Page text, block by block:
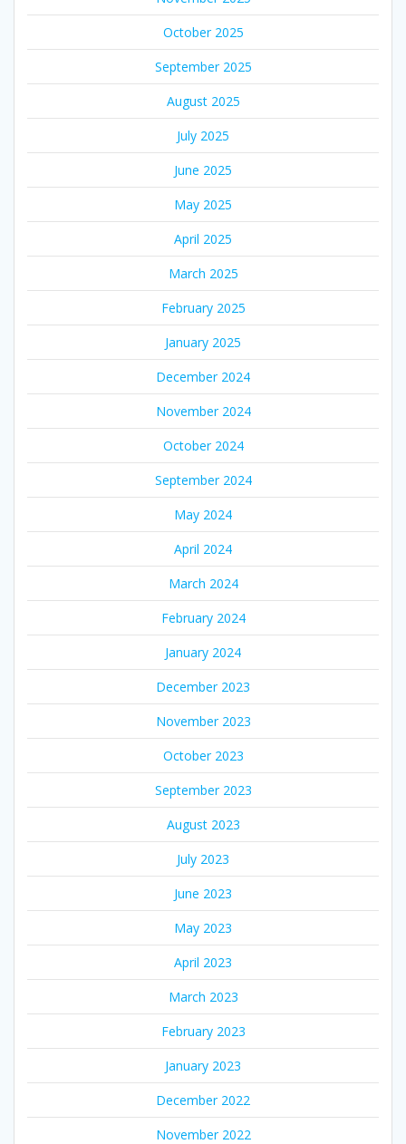
October 2025
September 2025
August 2025
July 2025
June 2025
May 2025
April 2025
March 2025
February 2025
January 2025
December 2024
November 2024
October 2024
September 2024
May 2024
April 2024
March 2024
February 2024
January 2024
December 2023
November 2023
October 2023
September 2023
August 2023
July 2023
June 2023
May 2023
April 2023
March 2023
February 2023
January 2023
December 2022
November 2022